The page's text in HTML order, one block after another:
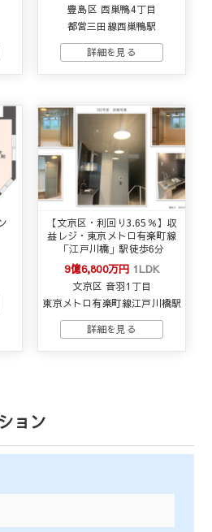
豊島区 西巣鴨4丁目
都営三田線西巣鴨駅
【文京区・利回り3.65％】収
益レジ・東京メトロ有楽町線
「江戸川橋」駅徒歩6分
9億6,800万円 1LDK
文京区 音羽1丁目
東京メトロ有楽町線江戸川橋駅
ョン